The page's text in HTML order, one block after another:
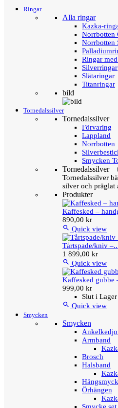
Ringar
Alla ringar
Kazka-
Norrbotten
Norrbotten
Ringar
Silverringar
Slätaringar
Titanringar
bild
Tornedalssilver
Tornedalssilver
Förvaring
Lappland
Norrbotten
Smycken
Tornedalssilver
Tornedalssilver
silver och präglat
Produkter
Kaffesked –
890,00 kr
 Quick view
Tårtspade/kniv
1 899,00 kr
 Quick view
Kaffesked gubbe
999,00 kr
Slut i Lager
 Quick view
Smycken
Smycken
Armband
Brosch
Halsband
Örhängen